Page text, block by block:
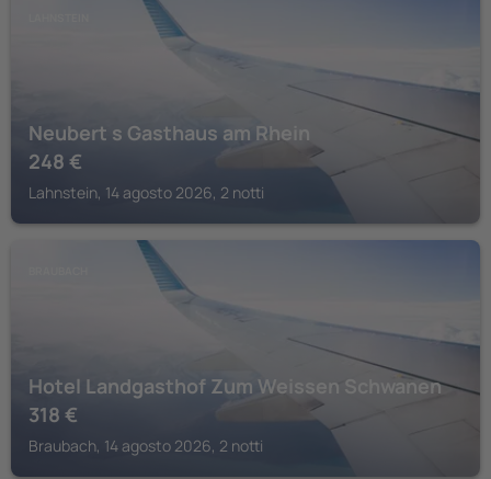
Neubert s Gasthaus am Rhein
248 €
Lahnstein, 14 agosto 2026, 2 notti
Hotel Landgasthof Zum Weissen Schwanen
318 €
Braubach, 14 agosto 2026, 2 notti